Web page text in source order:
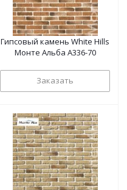
Гипсовый камень White Hills
Монте Альба А336-70
Заказать